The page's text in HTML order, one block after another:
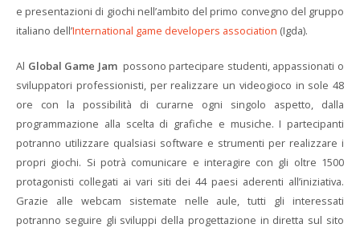
e presentazioni di giochi nell’ambito del primo convegno del gruppo
italiano dell’International game developers association (Igda).
Al Global Game Jampossono partecipare studenti, appassionati o
sviluppatori professionisti, per realizzare un videogioco in sole 48
ore con la possibilità di curarne ogni singolo aspetto, dalla
programmazione alla scelta di grafiche e musiche. I partecipanti
potranno utilizzare qualsiasi software e strumenti per realizzare i
propri giochi. Si potrà comunicare e interagire con gli oltre 1500
protagonisti collegati ai vari siti dei 44 paesi aderenti all’iniziativa.
Grazie alle webcam sistemate nelle aule, tutti gli interessati
potranno seguire gli sviluppi della progettazione in diretta sul sito